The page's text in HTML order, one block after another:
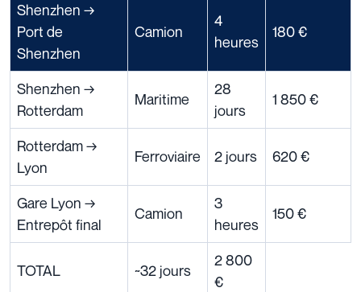
Shenzhen →
Port de
Shenzhen
Camion
4
heures
180 €
Shenzhen →
Rotterdam
Maritime
28
jours
1 850 €
Rotterdam →
Lyon
Ferroviaire 2 jours 620 €
Gare Lyon →
Entrepôt final
Camion
3
heures
150 €
TOTAL ~32 jours
2 800
€